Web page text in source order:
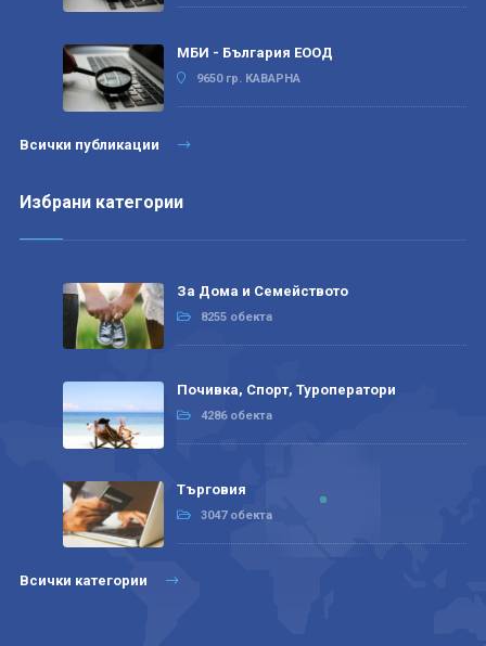
МБИ - България ЕООД
9650 гр. КАВАРНА
Всички публикации
Избрани категории
За Дома и Семейството
8255 обекта
Почивка, Спорт, Туроператори
4286 обекта
Търговия
3047 обекта
Всички категории